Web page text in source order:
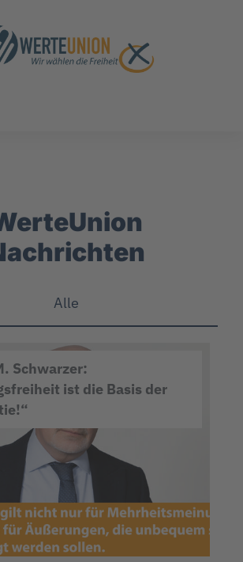
Alle
Schwarzer:
ist die Basis der